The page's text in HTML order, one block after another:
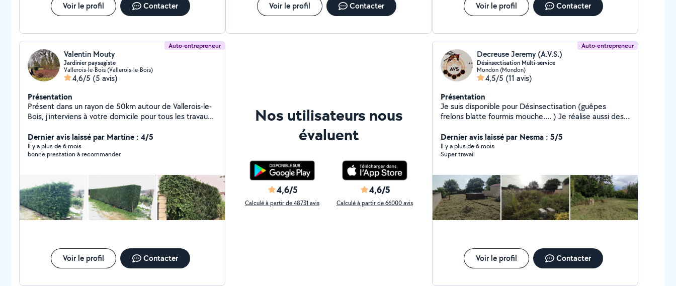
Voir le profil Contacter Voir le profil Contacter Voir le profil Contacter
Auto-entrepreneur
Valentin Mouty
Jardinier paysagiste
Vallerois-le-Bois (Vallerois-le-Bois)
4,6/5 (5 avis)
Présentation
Présent dans un rayon de 50km autour de Vallerois-le-
Bois, j'interviens à votre domicile pour tous les travaux
votre terrasse, Professionnel depuis plus de 10 ans en
tant que jardinier paysagiste, je suis très minutieux et
appliqué dans mes tâches. Déduction d'impôt possible
Dernier avis laissé par Martine : 4/5
Il y a plus de 6 mois
bonne prestation à recommander
Voir le profil Contacter
Nos utilisateurs nous
évaluent
4,6/5
Calculé à partir de 48731 avis
4,6/5
Calculé à partir de 66000 avis
Auto-entrepreneur
Decreuse Jeremy (A.V.S.)
Désinsectisation Multi-service
Mondon (Mondon)
4,5/5 (11 avis)
Présentation
Je suis disponible pour Désinsectisation (guêpes
frelons blatte fourmis mouche.... ) Je réalise aussi des
Petits travaux de montage mobilier , pose parquet
solivage plancher cuisine ..... N'hésitez pas à me
Dernier avis laissé par Nesma : 5/5
Il y a plus de 6 mois
Super travail
Voir le profil Contacter